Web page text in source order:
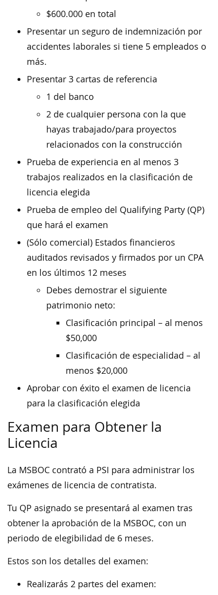
$600.000 en total
Presentar un seguro de indemnización por
accidentes laborales si tiene 5 empleados o
más.
Presentar 3 cartas de referencia
1 del banco
2 de cualquier persona con la que
hayas trabajado/para proyectos
relacionados con la construcción
Prueba de experiencia en al menos 3
trabajos realizados en la clasificación de
licencia elegida
Prueba de empleo del Qualifying Party (QP)
que hará el examen
(Sólo comercial) Estados financieros
auditados revisados y firmados por un CPA
en los últimos 12 meses
Debes demostrar el siguiente
patrimonio neto:
Clasificación principal – al menos
$50,000
Clasificación de especialidad – al
menos $20,000
Aprobar con éxito el examen de licencia
para la clasificación elegida
Examen para Obtener la
Licencia
La MSBOC contrató a PSI para administrar los
exámenes de licencia de contratista.
Tu QP asignado se presentará al examen tras
obtener la aprobación de la MSBOC, con un
periodo de elegibilidad de 6 meses.
Estos son los detalles del examen:
Realizarás 2 partes del examen: